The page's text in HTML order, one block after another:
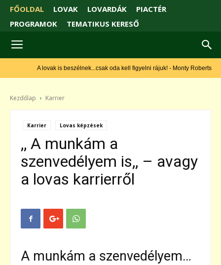
FŐOLDAL LOVAK LOVARDÁK
PIACTÉR
PROGRAMOK
TEMATIKUS KERESŐ
A lovak is beszélnek...csak oda kell figyelni rájuk! - Monty Roberts
Kezdőlap Karrier
Karrier Lovas képzések
,, A munkám a
szenvedélyem is,, – avagy
a lovas karrierről
A munkám a szenvedélyem…